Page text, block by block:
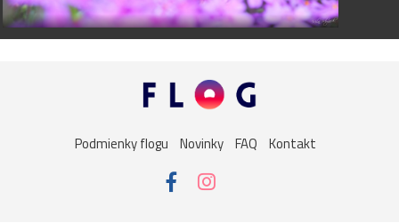
Podmienky flogu Novinky FAQ Kontakt